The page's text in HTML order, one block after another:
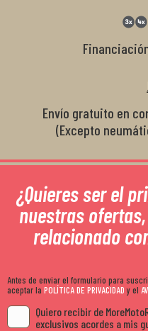
Envío gratuito en
(Excepto
¿Quieres ser el
nuestras
relacionado
Antes de enviar el formulario para
aceptar la POLÍTICA DE PRIVACIDADy el
Quiero recibir de
exclusivos acordes a mis